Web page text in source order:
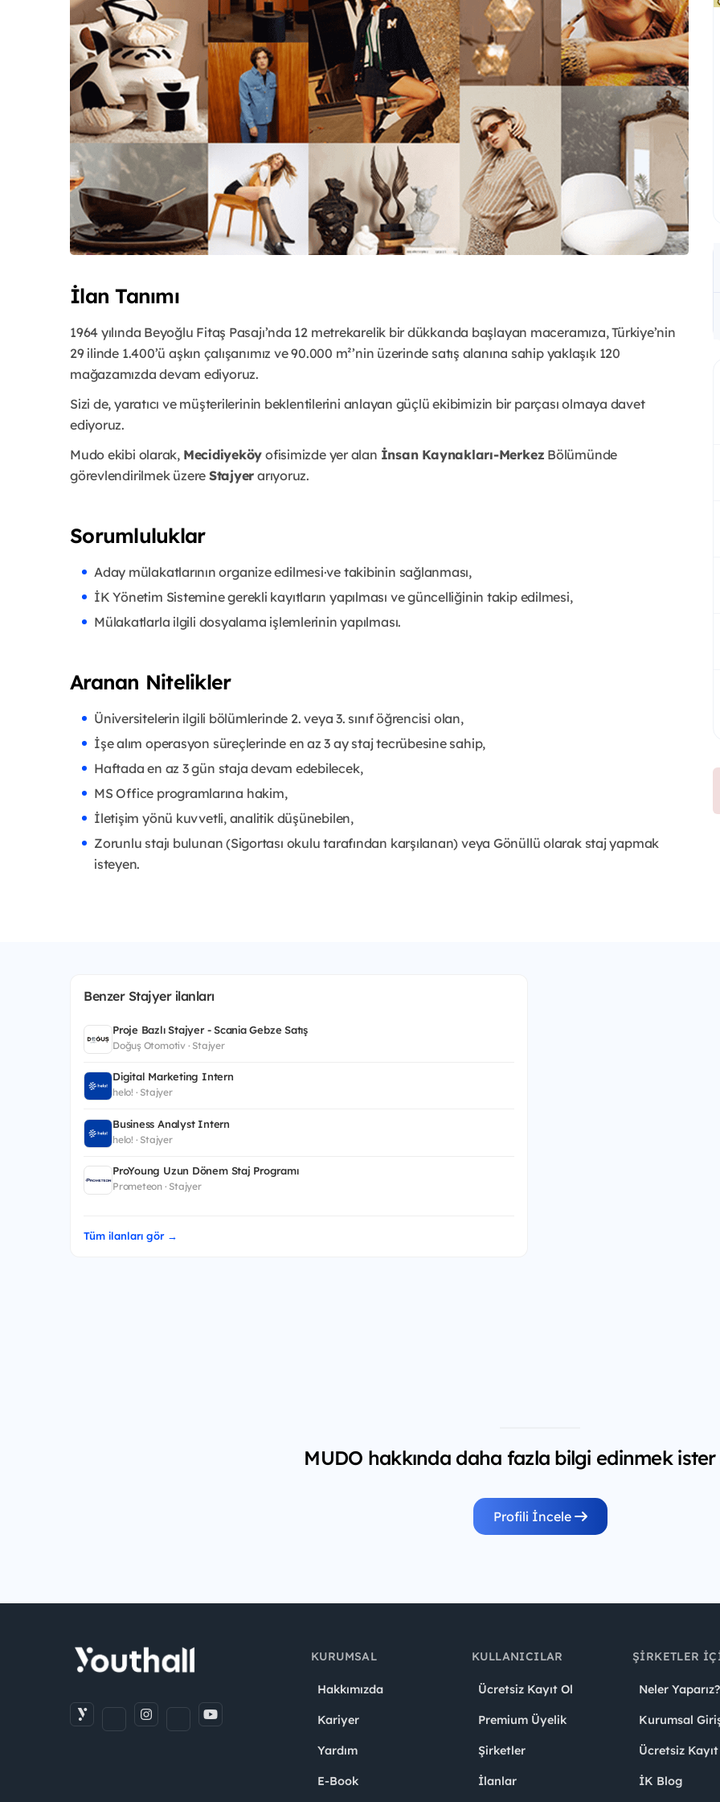
İlan Tanımı
1964 yılında Beyoğlu Fitaş Pasajı’nda 12 metrekarelik bir dükkanda başlayan maceramıza, Türkiye’nin
29 ilinde 1.400’ü aşkın çalışanımız ve 90.000 m²’nin üzerinde satış alanına sahip yaklaşık 120
mağazamızda devam ediyoruz.
Sizi de, yaratıcı ve müşterilerinin beklentilerini anlayan güçlü ekibimizin bir parçası olmaya davet
ediyoruz.
Mudo ekibi olarak, Mecidiyeköy ofisimizde yer alan İnsan Kaynakları-Merkez Bölümünde
görevlendirilmek üzere Stajyer arıyoruz.
Sorumluluklar
Aday mülakatlarının organize edilmesi·ve takibinin sağlanması,
İK Yönetim Sistemine gerekli kayıtların yapılması ve güncelliğinin takip edilmesi,
Mülakatlarla ilgili dosyalama işlemlerinin yapılması.
Aranan Nitelikler
Üniversitelerin ilgili bölümlerinde 2. veya 3. sınıf öğrencisi olan,
İşe alım operasyon süreçlerinde en az 3 ay staj tecrübesine sahip,
Haftada en az 3 gün staja devam edebilecek,
MS Office programlarına hakim,
İletişim yönü kuvvetli, analitik düşünebilen,
Zorunlu stajı bulunan (Sigortası okulu tarafından karşılanan) veya Gönüllü olarak staj yapmak
isteyen.
Benzer Stajyer ilanları
Proje Bazlı Stajyer - Scania Gebze Satış
Doğuş Otomotiv · Stajyer
Digital Marketing Intern
helo! · Stajyer
Business Analyst Intern
helo! · Stajyer
ProYoung Uzun Dönem Staj Programı
Prometeon · Stajyer
Tüm ilanları gör →
MUDO hakkında daha fazla bilgi edinmek ister
Profili İncele
KURUMSAL
Hakkımızda
Kariyer
Yardım
E-Book
KULLANICILAR
Ücretsiz Kayıt Ol
Premium Üyelik
Şirketler
İlanlar
ŞIRKETLER
Neler Yaparız?
Kurumsal
Ücretsiz Kayıt
İK Blog